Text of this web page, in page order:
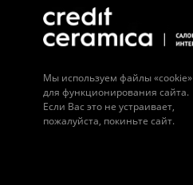
Мы используем файлы «cookie»
для функционирования сайта.
Если Вас это не устраивает,
пожалуйста, покиньте сайт.